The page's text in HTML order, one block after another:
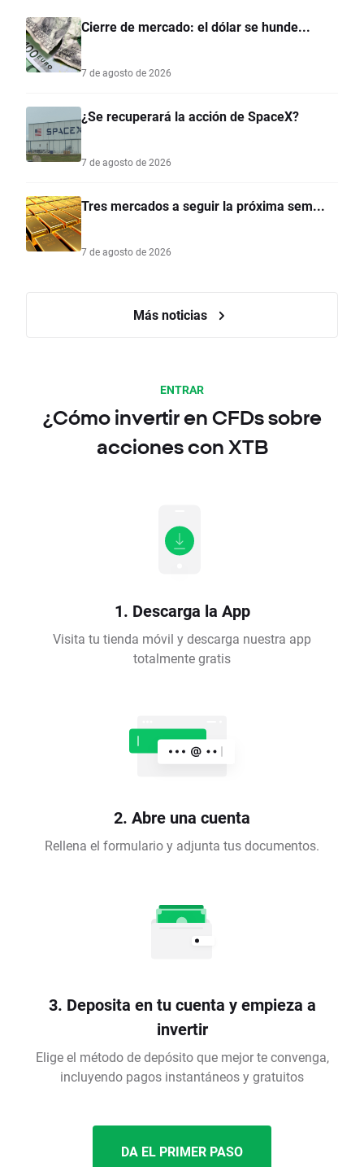
Cierre de mercado: el dólar se hunde...
7 de agosto de 2026
¿Se recuperará la acción de SpaceX?
7 de agosto de 2026
Tres mercados a seguir la próxima sem...
7 de agosto de 2026
Más noticias
ENTRAR
¿Cómo invertir en CFDs sobre
acciones con XTB
1. Descarga la App
Visita tu tienda móvil y descarga nuestra app
totalmente gratis
2. Abre una cuenta
Rellena el formulario y adjunta tus documentos.
3. Deposita en tu cuenta y empieza a
invertir
Elige el método de depósito que mejor te convenga,
incluyendo pagos instantáneos y gratuitos
DA EL PRIMER PASO